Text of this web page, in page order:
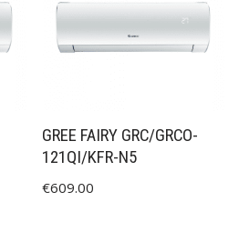
GREE FAIRY GRC/GRCO-
121QI/KFR-N5
€609.00